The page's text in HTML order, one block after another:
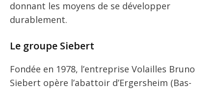
donnant les moyens de se développer
durablement.
Le groupe Siebert
Fondée en 1978, l’entreprise Volailles Bruno
Siebert opère l’abattoir d’Ergersheim (Bas-